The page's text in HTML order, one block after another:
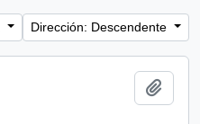
Dirección: Descendente